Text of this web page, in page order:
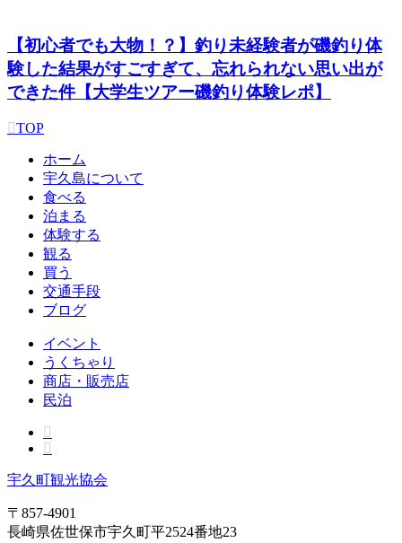
【初心者でも大物！？】釣り未経験者が磯釣り体
験した結果がすごすぎて、忘れられない思い出が
できた件【大学生ツアー磯釣り体験レポ】
TOP
ホーム
宇久島について
食べる
泊まる
体験する
観る
買う
交通手段
ブログ
イベント
うくちゃり
商店・販売店
民泊
宇久町観光協会
〒857-4901
長崎県佐世保市宇久町平2524番地23